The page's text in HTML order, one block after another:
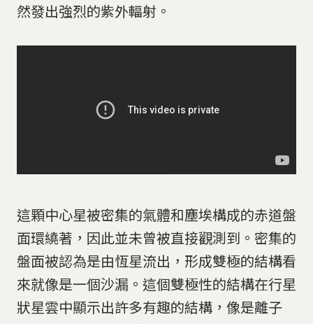
然發出強烈的紫外輻射。
這顆中心星被密集的氣體和塵埃構成的赤道盤
面環繞著，因此並未曾被直接觀測到。密集的
盤面被認為是由恆星流出，形成雙極的結構看
來就像是一個沙漏。這個雙極性的結構在行星
狀星雲中顯示出許多有趣的結構，像是離子